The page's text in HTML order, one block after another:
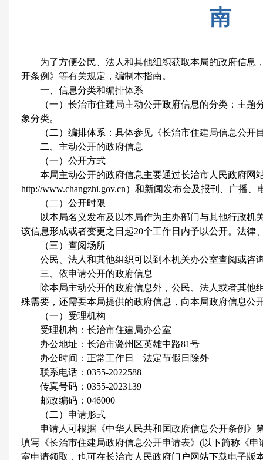
南
为了方便公民、法人和其他组织获取本局的政府信息
开条例》等有关规定，编制本指南。
一、信息分类和编排体系
（一）长治市住建局主动公开政府信息的分类：主题
象分类。
（二）编排体系：具体参见《长治市住建局信息公开
二、主动公开的政府信息
（一）公开方式
本局主动公开的政府信息主要通过长治市人民政府网
http://www.changzhi.gov.cn）和新闻发布会及报刊、广播
（二）公开时限
以本局名义发布及以本局作为主办部门与其他行政机
该信息形成或者变更之日起20个工作日内予以公开。法律
（三）查阅场所
公民、法人和其他组织可以到本机关办公室查阅或咨
三、依申请公开的政府信息
除本局主动公开的政府信息外，公民、法人或者其他
殊需要，还需要本局提供的政府信息，向本局政府信息公
（一）受理机构
受理机构：长治市住建局办公室
办公地址：长治市潞州区英雄中路81号
办公时间：正常工作日 法定节假日除外
联系电话：0355-2022588
传真号码：0355-2023139
邮政编码：046000
（二）申请形式
申请人可根据《中华人民共和国政府信息公开条例》
填写《长治市住建局政府信息公开申请表》(以下简称《
室申请领取，也可在长治市人民政府门户网站下载电子版